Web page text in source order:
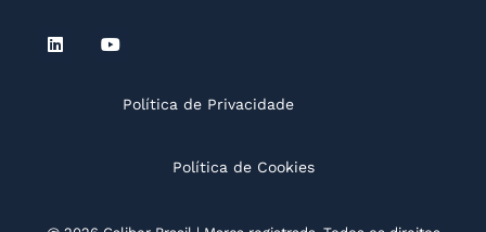
Política de Privacidade
Política de Cookies